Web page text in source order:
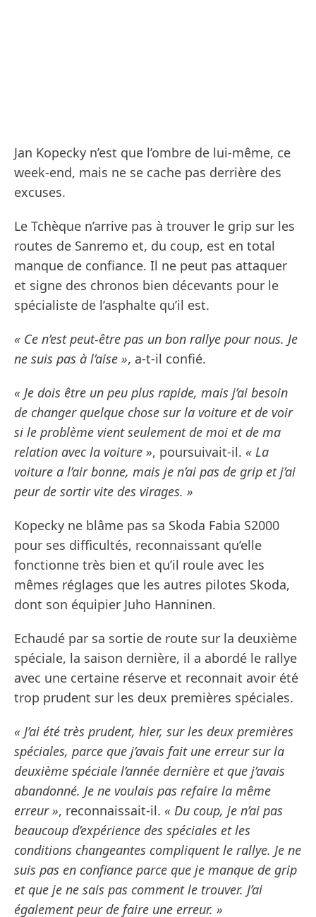
Jan Kopecky n’est que l’ombre de lui-même, ce
week-end, mais ne se cache pas derrière des
excuses.
Le Tchèque n’arrive pas à trouver le grip sur les
routes de Sanremo et, du coup, est en total
manque de confiance. Il ne peut pas attaquer
et signe des chronos bien décevants pour le
spécialiste de l’asphalte qu’il est.
« Ce n’est peut-être pas un bon rallye pour nous. Je
ne suis pas à l’aise », a-t-il confié.
« Je dois être un peu plus rapide, mais j’ai besoin
de changer quelque chose sur la voiture et de voir
si le problème vient seulement de moi et de ma
relation avec la voiture », poursuivait-il. « La
voiture a l’air bonne, mais je n’ai pas de grip et j’ai
peur de sortir vite des virages. »
Kopecky ne blâme pas sa Skoda Fabia S2000
pour ses difficultés, reconnaissant qu’elle
fonctionne très bien et qu’il roule avec les
mêmes réglages que les autres pilotes Skoda,
dont son équipier Juho Hanninen.
Echaudé par sa sortie de route sur la deuxième
spéciale, la saison dernière, il a abordé le rallye
avec une certaine réserve et reconnait avoir été
trop prudent sur les deux premières spéciales.
« J’ai été très prudent, hier, sur les deux premières
spéciales, parce que j’avais fait une erreur sur la
deuxième spéciale l’année dernière et que j’avais
abandonné. Je ne voulais pas refaire la même
erreur », reconnaissait-il. « Du coup, je n’ai pas
beaucoup d’expérience des spéciales et les
conditions changeantes compliquent le rallye. Je ne
suis pas en confiance parce que je manque de grip
et que je ne sais pas comment le trouver. J’ai
également peur de faire une erreur. »